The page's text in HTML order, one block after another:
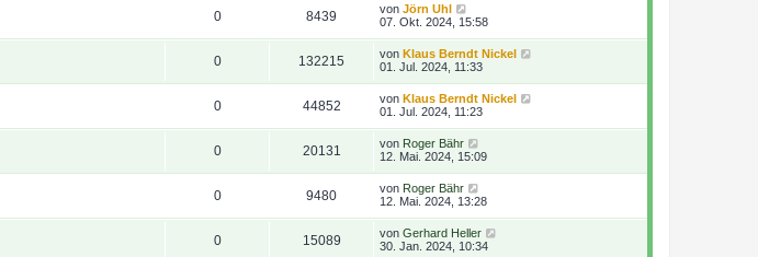
0 8439 von Jörn Uhl
07. Okt. 2024, 15:58
0 132215 von Klaus Berndt Nickel
01. Jul. 2024, 11:33
0 44852 von Klaus Berndt Nickel
01. Jul. 2024, 11:23
0 20131 von Roger Bähr
12. Mai. 2024, 15:09
0 9480 von Roger Bähr
12. Mai. 2024, 13:28
0 15089 von Gerhard Heller
30. Jan. 2024, 10:34